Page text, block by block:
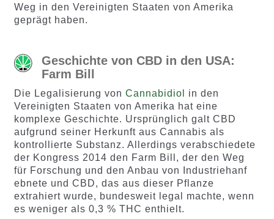
Weg in den Vereinigten Staaten von Amerika
geprägt haben.
Geschichte von CBD in den USA:
Farm Bill
Die Legalisierung von Cannabidiol
in den
Vereinigten Staaten von Amerika hat eine
komplexe Geschichte. Ursprünglich galt CBD
aufgrund seiner Herkunft aus Cannabis als
kontrollierte Substanz. Allerdings verabschiedete
der Kongress 2014 den Farm Bill, der den Weg
für Forschung und den Anbau von Industriehanf
ebnete und CBD, das aus dieser Pflanze
extrahiert wurde, bundesweit legal machte, wenn
es weniger als 0,3 % THC enthielt.